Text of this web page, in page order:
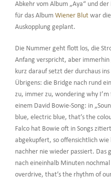
Abkehr vom Album „Aya“ und
für das Album Wiener Blutwar
Auskopplung geplant.
Die Nummer geht flott los, die
Anfang verspricht, aber
kurz darauf setzt der durchaus
Übrigens: die Bridge nach rund
zu, immer zu, wondering why
einem David Bowie-Song: in
blue, electric blue, that’s the
Falco hat Bowie oft in Songs
abgekupfert, so offensichtlich
nachher nie wieder passiert. Das
nach eineinhalb Minuten
overdrive, that’s the rhythm of